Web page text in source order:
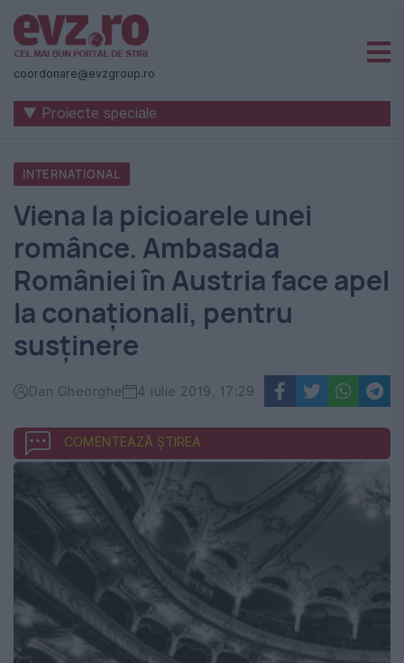
Știri
naționale
internaționale
România
-
Evenimentul
Zilei
coordonare@evzgroup.ro
▼ Proiecte speciale
INTERNATIONAL
Viena la picioarele unei
românce. Ambasada
României în Austria face apel
la conaționali, pentru
susținere
Dan Gheorghe 4 iulie 2019, 17:29
COMENTEAZĂ ȘTIREA